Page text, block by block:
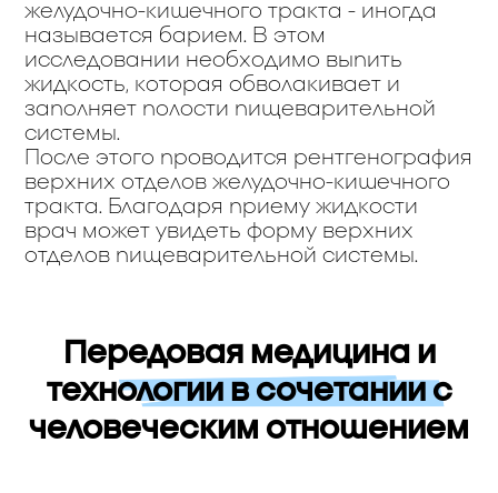
желудочно-кишечного тракта - иногда
называется барием. В этом
исследовании необходимо выпить
жидкость, которая обволакивает и
заполняет полости пищеварительной
системы.
После этого проводится рентгенография
верхних отделов желудочно-кишечного
тракта. Благодаря приему жидкости
врач может увидеть форму верхних
отделов пищеварительной системы.
Передовая медицина и
технологии в сочетании с
человеческим отношением